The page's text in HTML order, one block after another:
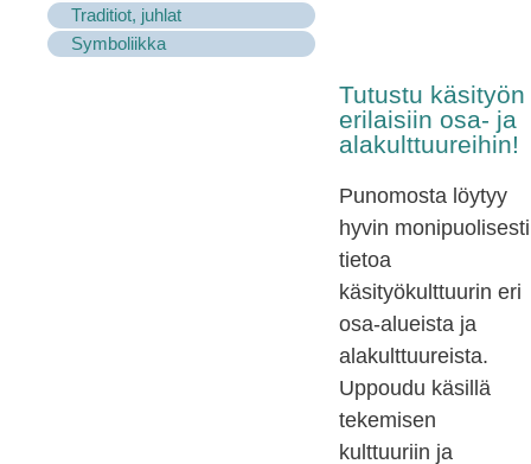
Traditiot, juhlat
Symboliikka
Tutustu käsityön
erilaisiin osa- ja
alakulttuureihin!
Punomosta löytyy
hyvin monipuolisesti
tietoa
käsityökulttuurin eri
osa-alueista ja
alakulttuureista.
Uppoudu käsillä
tekemisen
kulttuuriin ja